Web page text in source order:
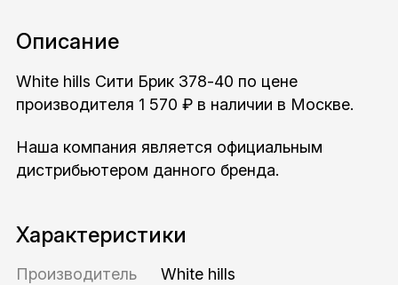
Описание
White hills Сити Брик 378-40 по цене
производителя 1 570 ₽ в наличии в Москве.
Наша компания является официальным
дистрибьютером данного бренда.
Характеристики
Производитель White hills